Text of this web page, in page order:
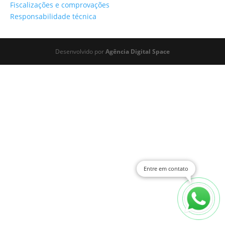
Fiscalizações e comprovações
Responsabilidade técnica
Desenvolvido porAgência Digital Space
Entre em contato